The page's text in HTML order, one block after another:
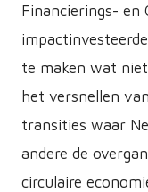
Financierings- en
te maken wat
het versnellen
transities waar
andere de
circulaire